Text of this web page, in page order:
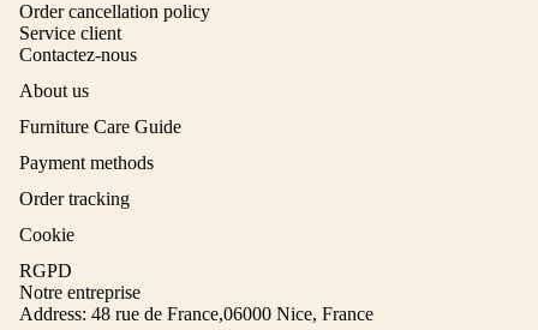
Order cancellation policy
Service client
Contactez-nous
About us
Furniture Care Guide
Payment methods
Order tracking
Cookie
RGPD
Notre entreprise
Address: 48 rue de France,06000 Nice, France